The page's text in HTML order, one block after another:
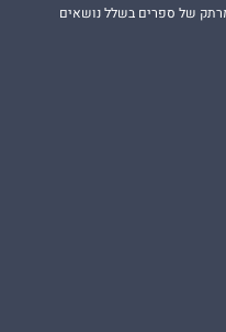
של ספרים בשלל נושאים